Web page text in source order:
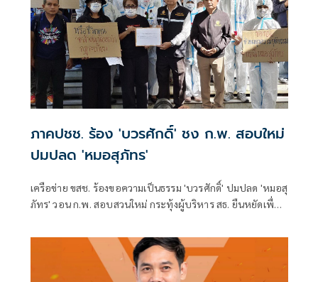
ภาคปชช. ร้อง 'บวรศักดิ์' ชง ก.พ. สอบใหม่
ปมปลด 'หมอสุภัทร'
เครือข่าย ขสช. ร้องขอความเป็นธรรม 'บวรศักดิ์' ปมปลด 'หมอสุ
ภัทร' วอน ก.พ. สอบสวนใหม่ กระทุ้งผู้บริหาร สธ. ยืนหยัดเพื่อ